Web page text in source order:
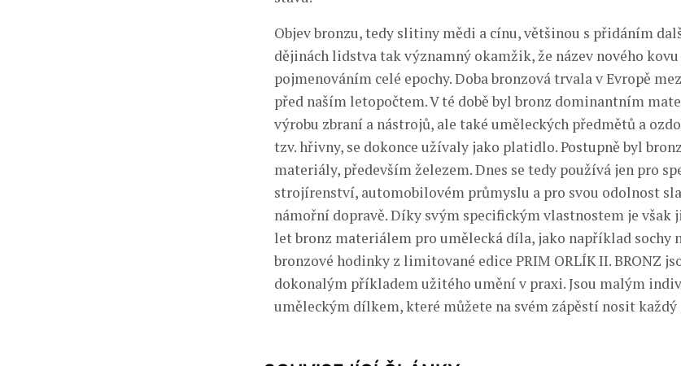
Objev bronzu, tedy slitiny mědi a cínu, většinou s přidáním
dějinách lidstva tak významný okamžik, že název nového kovu
pojmenováním celé epochy. Doba bronzová trvala v Evropě mezi
před naším letopočtem. V té době byl bronz dominantním
výrobu zbraní a nástrojů, ale také uměleckých předmětů a
tzv. hřivny, se dokonce užívaly jako platidlo. Postupně byl
materiály, především železem. Dnes se tedy používá jen pro
strojírenství, automobilovém průmyslu a pro svou odolnost
námořní dopravě. Díky svým specifickým vlastnostem je však
let bronz materiálem pro umělecká díla, jako například sochy
bronzové hodinky z limitované edice PRIM ORLÍK II. BRONZ
dokonalým příkladem užitého umění v praxi. Jsou malým
uměleckým dílkem, které můžete na svém zápěstí nosit každý